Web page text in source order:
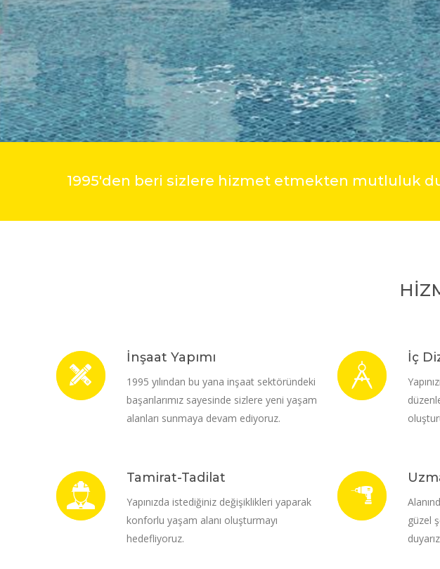
1995'den beri sizlere hizmet etmekten mutluluk
İnşaat Yapımı
1995 yılından bu yana inşaat sektöründeki
başarılarımız sayesinde sizlere yeni yaşam
alanları sunmaya devam ediyoruz.
Tamirat-Tadilat
Yapınızda istediğiniz değişiklikleri yaparak
konforlu yaşam alanı oluşturmayı
hedefliyoruz.
İç
güzel